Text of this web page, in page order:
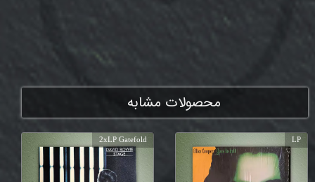
محصولات مشابه
LP
2xLP Gatefold